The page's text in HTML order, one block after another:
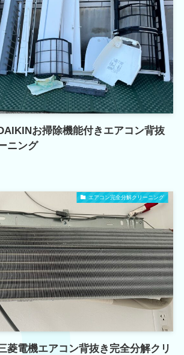
お掃除機能付きエアコン背抜
ニング
エアコン完全分解クリーニング
菱電機エアコン背抜き完全分解クリ